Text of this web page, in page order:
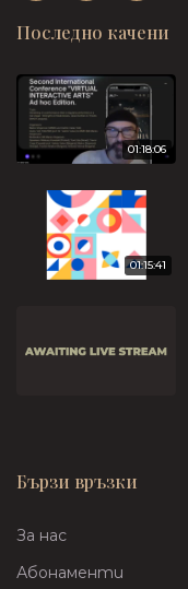
Последно качени
01:18:06
01:15:41
Бързи връзки
За нас
Абонаменти